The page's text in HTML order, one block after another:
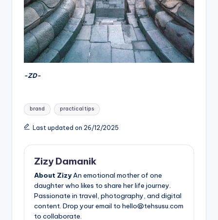
-ZD-
Tags:
brand practical tips
Last updated on 26/12/2025
Zizy Damanik
About ZizyAn emotional mother of one
daughter who likes to share her life journey.
Passionate in travel, photography, and digital
content. Drop your email to hello@tehsusu.com
to collaborate.